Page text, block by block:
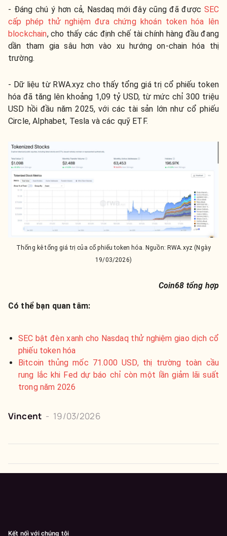
- Đáng chú ý hơn cả, Nasdaq mới đây cũng đã được SEC
cấp phép thử nghiệm đưa chứng khoán token hóa lên
blockchain, cho thấy các định chế tài chính hàng đầu đang
dần tham gia sâu hơn vào xu hướng on-chain hóa thị
trường.
- Dữ liệu từ RWA.xyz cho thấy tổng giá trị cổ phiếu token
hóa đã tăng lên khoảng 1,09 tỷ USD, từ mức chỉ 300 triệu
USD hồi đầu năm 2025, với các tài sản lớn như cổ phiếu
Circle, Alphabet, Tesla và các quỹ ETF.
Thống kê tổng giá trị của cổ phiếu token hóa. Nguồn: RWA.xyz (Ngày
19/03/2026)
Coin68 tổng hợp
Có thể bạn quan tâm:
SEC bật đèn xanh cho Nasdaq thử nghiệm giao dịch cổ
phiếu token hóa
Bitcoin thủng mốc 71.000 USD, thị trường toàn cầu
rung lắc khi Fed dự báo chỉ còn một lần giảm lãi suất
trong năm 2026
Vincent - 19/03/2026
Kết nối với chúng tôi